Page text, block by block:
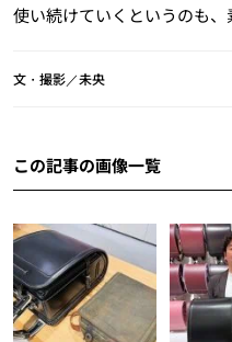
使い続けていくというのも、
文・撮影／未央
この記事の画像一覧